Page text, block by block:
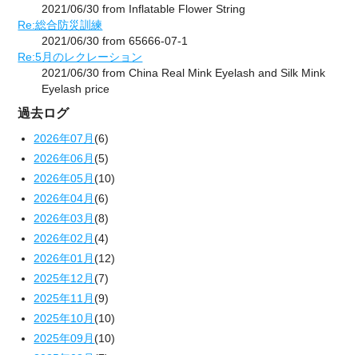
2021/06/30 from Inflatable Flower String
Re:総合防災訓練
2021/06/30 from 65666-07-1
Re:5月のレクレーション
2021/06/30 from China Real Mink Eyelash and Silk Mink
Eyelash price
過去ログ
2026年07月(6)
2026年06月(5)
2026年05月(10)
2026年04月(6)
2026年03月(8)
2026年02月(4)
2026年01月(12)
2025年12月(7)
2025年11月(9)
2025年10月(10)
2025年09月(10)